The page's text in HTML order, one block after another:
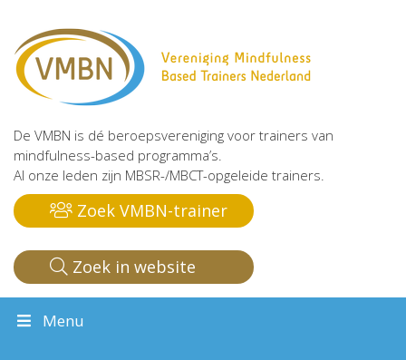
De VMBN is dé beroepsvereniging voor trainers van
mindfulness-based programma’s.
Al onze leden zijn MBSR-/MBCT-opgeleide trainers.
Zoek VMBN-trainer
Zoek in website
Menu